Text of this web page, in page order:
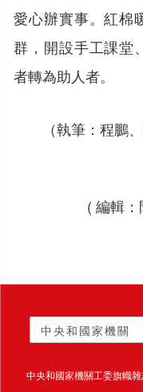
愛心辦實事。紅棉
群，開設手工課堂
者轉為助人者。
（執筆：程鵬
( 編輯
中央和國家機關
中央和國家機關工委旗幟